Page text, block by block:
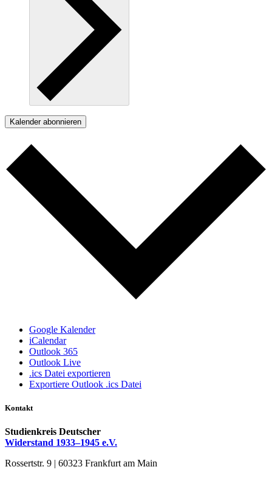
Kalender abonnieren
Google Kalender
iCalendar
Outlook 365
Outlook Live
.ics Datei exportieren
Exportiere Outlook .ics Datei
Kontakt
Studienkreis Deutscher
Widerstand 1933–1945 e.V.
Rossertstr. 9 | 60323 Frankfurt am Main